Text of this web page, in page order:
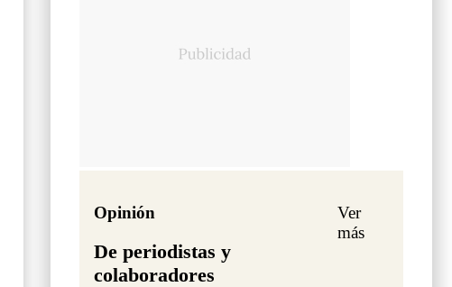
Opinión
De periodistas y
colaboradores
Ver
más